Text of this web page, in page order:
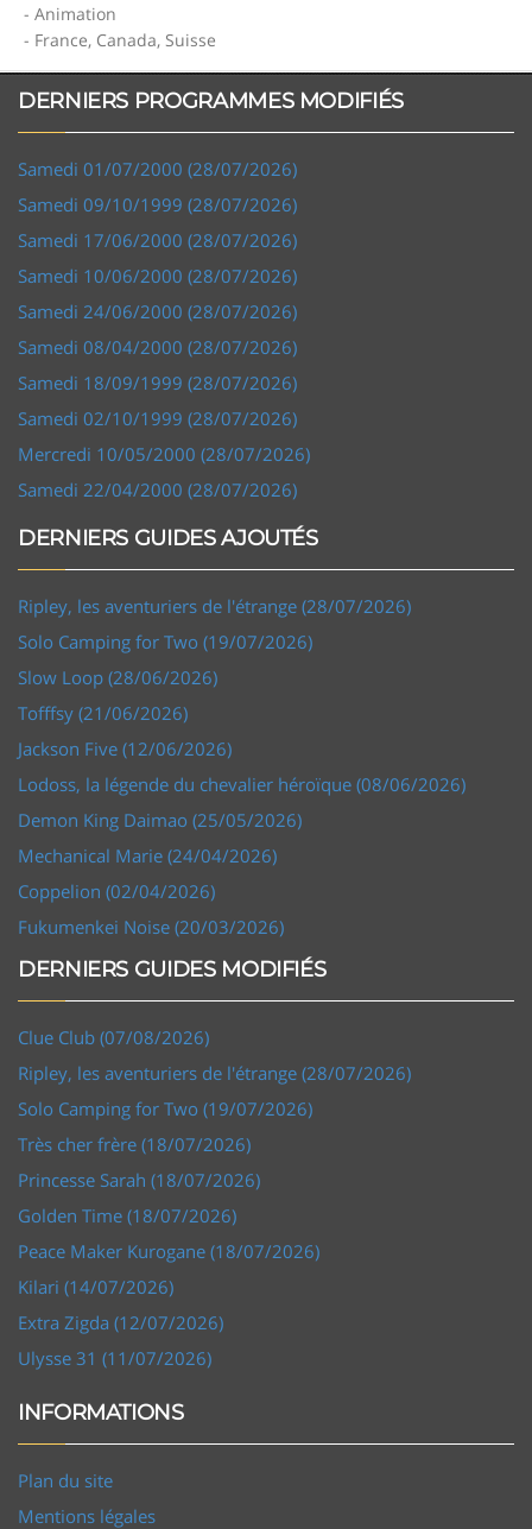
- Animation
- France, Canada, Suisse
DERNIERS PROGRAMMES MODIFIÉS
Samedi 01/07/2000 (28/07/2026)
Samedi 09/10/1999 (28/07/2026)
Samedi 17/06/2000 (28/07/2026)
Samedi 10/06/2000 (28/07/2026)
Samedi 24/06/2000 (28/07/2026)
Samedi 08/04/2000 (28/07/2026)
Samedi 18/09/1999 (28/07/2026)
Samedi 02/10/1999 (28/07/2026)
Mercredi 10/05/2000 (28/07/2026)
Samedi 22/04/2000 (28/07/2026)
DERNIERS GUIDES AJOUTÉS
Ripley, les aventuriers de l'étrange (28/07/2026)
Solo Camping for Two (19/07/2026)
Slow Loop (28/06/2026)
Tofffsy (21/06/2026)
Jackson Five (12/06/2026)
Lodoss, la légende du chevalier héroïque (08/06/2026)
Demon King Daimao (25/05/2026)
Mechanical Marie (24/04/2026)
Coppelion (02/04/2026)
Fukumenkei Noise (20/03/2026)
DERNIERS GUIDES MODIFIÉS
Clue Club (07/08/2026)
Ripley, les aventuriers de l'étrange (28/07/2026)
Solo Camping for Two (19/07/2026)
Très cher frère (18/07/2026)
Princesse Sarah (18/07/2026)
Golden Time (18/07/2026)
Peace Maker Kurogane (18/07/2026)
Kilari (14/07/2026)
Extra Zigda (12/07/2026)
Ulysse 31 (11/07/2026)
INFORMATIONS
Plan du site
Mentions légales